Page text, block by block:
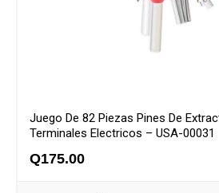
Juego De 82 Piezas Pines De
Terminales Electricos – USA-00031
Q175.00